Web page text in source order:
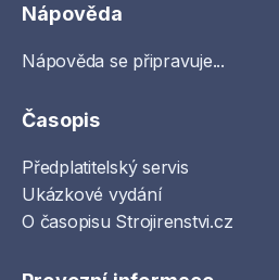
Nápověda
Nápověda se připravuje...
Časopis
Předplatitelský servis
Ukázkové vydání
O časopisu Strojirenstvi.cz